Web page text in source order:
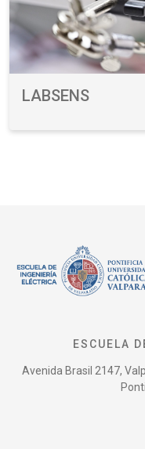
LABSENS
ESCUELA
Avenida Brasil 2147,